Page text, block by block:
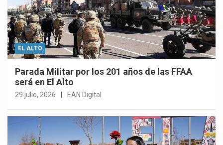
EL ALTO
Parada Militar por los 201 años de las FFAA
será en El Alto
29 julio, 2026 EAN Digital